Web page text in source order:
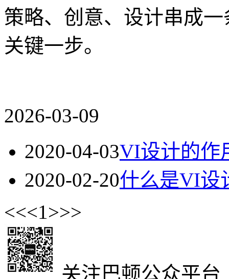
策略、创意、设计串成
关键一步。
2026-03-09
2020-04-03VI设计的作
2020-02-20什么是VI设
<<<1>>>
关注巴顿公众平台